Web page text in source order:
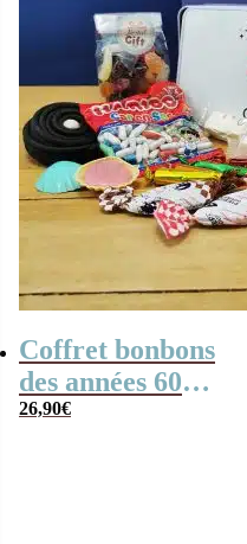
Coffret bonbons
des années 60
personnalisé
26,90€